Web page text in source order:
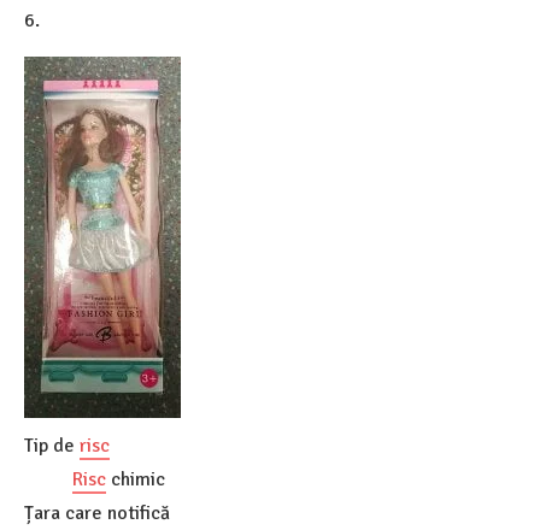
6.
Tip de risc
Risc chimic
Țara care notifică